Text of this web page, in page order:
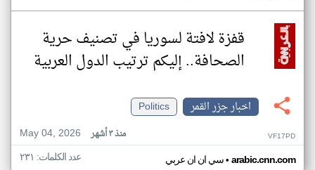
قفزة لافتة لسوريا في تصنيف حرية
الصحافة.. إليكم ترتيب الدول العربية
اخبار جزر القمر
Politics
May 04, 2026
منذ ٣ أشهر VF17PD
سي ان ان عربي• arabic.cnn.com عدد الكلمات: ٢٣١